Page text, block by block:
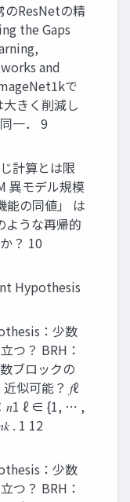
のResNetの精
the Gaps
and
で
きく削減し
一． 9
計算とは限
異モデル規模
能の同値」 は
うな再帰的
？ 10
Hypothesis
：少数
つ？ BRH：
ブロックの
似可能？ 𝑓ℓ
𝑛1 ℓ ∈ {1, ⋯ ,
. 1 12
：少数
つ？ BRH：